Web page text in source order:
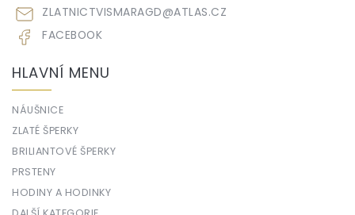
ZLATNICTVISMARAGD@ATLAS.CZ
FACEBOOK
HLAVNÍ MENU
NÁUŠNICE
ZLATÉ ŠPERKY
BRILIANTOVÉ ŠPERKY
PRSTENY
HODINY A HODINKY